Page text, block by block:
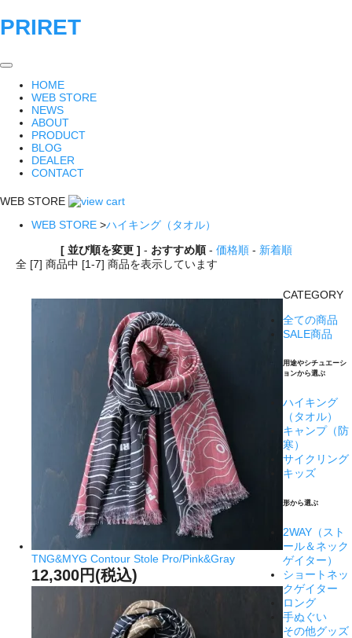
PRIRET
HOME
WEB STORE
NEWS
ABOUT
PRODUCT
BLOG
DEALER
CONTACT
WEB STORE
WEB STORE >ハイキング（タオル）
[ 並び順を変更 ] - おすすめ順- 価格順- 新着順
全 [7] 商品中 [1-7] 商品を表示しています
TNG&MYG Contour Stole Pro/Pink&Gray
12,300円(税込)
CATEGORY
全ての商品
SALE商品
用途やシチュエーシ
ョンから選ぶ
ハイキング
（タオル）
キャンプ（防
寒）
サイクリング
キッズ
形から選ぶ
2WAY（スト
ール＆ネック
ゲイター）
ショートネッ
クゲイター
ロング
手ぬぐい
その他グッズ